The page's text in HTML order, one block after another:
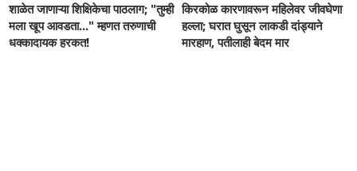
शाळेत जाणाऱ्या शिक्षिकेचा पाठलाग; "तुम्ही
मला खूप आवडता..." म्हणत तरुणाची
धक्कादायक हरकत!
किरकोळ कारणावरून महिलेवर जीवघेणा
हल्ला; घरात घुसून लाकडी दांड्याने
मारहाण, पतीलाही बेदम मार